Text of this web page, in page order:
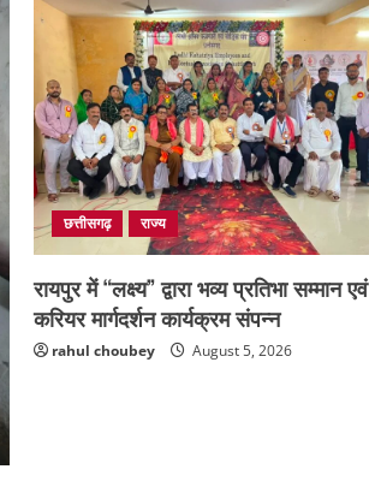
छत्तीसगढ़ राज्य
रायपुर में “लक्ष्य” द्वारा भव्य प्रतिभा सम्मान एवं
करियर मार्गदर्शन कार्यक्रम संपन्न
rahul choubey August 5, 2026